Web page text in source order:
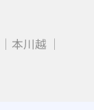
本川越